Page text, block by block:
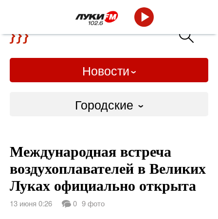
Новости
Городские
Слово Дело
Народные
ВТРК
Международная встреча
воздухоплавателей в Великих
Луках официально открыта
13 июня 0:26 0 9 фото